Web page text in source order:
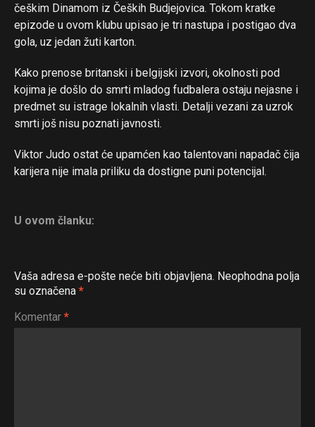
češkim Dinamom iz Čeških Budjejovica. Tokom kratke
epizode u ovom klubu upisao je tri nastupa i postigao dva
gola, uz jedan žuti karton.
Kako prenose britanski i belgijski izvori, okolnosti pod
kojima je došlo do smrti mladog fudbalera ostaju nejasne i
predmet su istrage lokalnih vlasti. Detalji vezani za uzrok
smrti još nisu poznati javnosti.
Viktor Judo ostat će upamćen kao talentovani napadač čija
karijera nije imala priliku da dostigne puni potencijal.
U ovom članku:
Vaša adresa e-pošte neće biti objavljena. Neophodna polja
su označena *
Komentar *